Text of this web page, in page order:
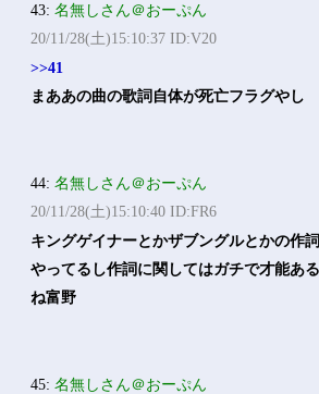
43:名無しさん＠おーぷん
20/11/28(土)15:10:37 ID:V20
>>41
まああの曲の歌詞自体が死亡フラグやし
44:名無しさん＠おーぷん
20/11/28(土)15:10:40 ID:FR6
キングゲイナーとかザブングルとかの作
やってるし作詞に関してはガチで才能あ
ね富野
45:名無しさん＠おーぷん